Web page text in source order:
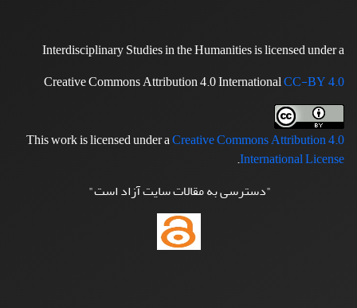
Interdisciplinary Studies in the Humanities is licensed under a
Creative Commons Attribution 4.0 InternationalCC-BY 4.0
This work is licensed under aCreative Commons Attribution 4.0
International License
.
"دسترسی به مقالات سایت آزاد است"